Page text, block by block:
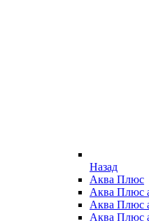
Назад
Аква Плюс
Аква Плюс
Аква Плюс
Аква Плюс